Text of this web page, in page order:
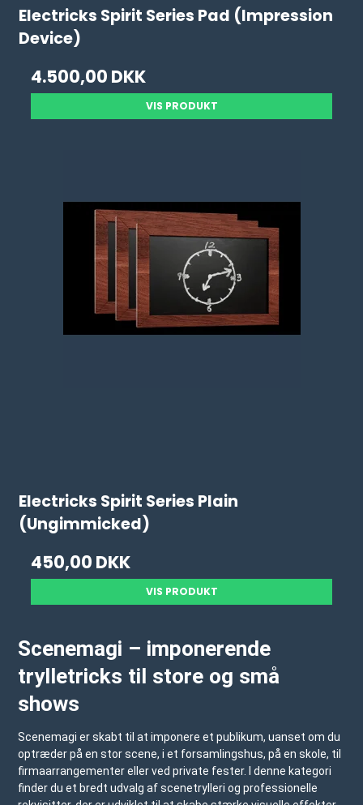
Electricks Spirit Series Pad (Impression
Device)
4.500,00 DKK
VIS PRODUKT
Electricks Spirit Series Plain
(Ungimmicked)
450,00 DKK
VIS PRODUKT
Scenemagi – imponerende
trylletricks til store og små
shows
Scenemagi er skabt til at imponere et publikum, uanset om du
optræder på en stor scene, i et forsamlingshus, på en skole, til
firmaarrangementer eller ved private fester. I denne kategori
finder du et bredt udvalg af scenetrylleri og professionelle